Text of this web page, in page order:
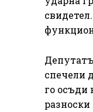
спечели
го осъди